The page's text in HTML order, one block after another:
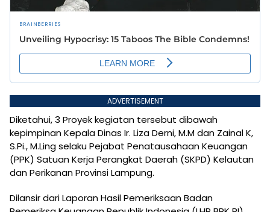
ADVERTISEMENT
Diketahui, 3 Proyek kegiatan tersebut dibawah
kepimpinan Kepala Dinas Ir. Liza Derni, M.M dan Zainal K,
S.Pi., M.Ling selaku Pejabat Penatausahaan Keuangan
(PPK) Satuan Kerja Perangkat Daerah (SKPD) Kelautan
dan Perikanan Provinsi Lampung.
Dilansir dari Laporan Hasil Pemeriksaan Badan